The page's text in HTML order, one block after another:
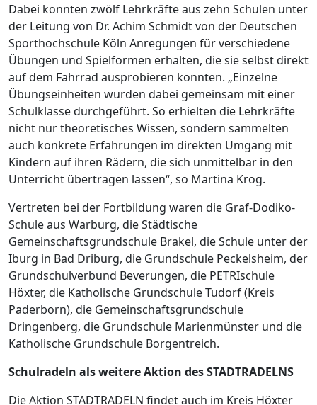
Dabei konnten zwölf Lehrkräfte aus zehn Schulen unter
der Leitung von Dr. Achim Schmidt von der Deutschen
Sporthochschule Köln Anregungen für verschiedene
Übungen und Spielformen erhalten, die sie selbst direkt
auf dem Fahrrad ausprobieren konnten. „Einzelne
Übungseinheiten wurden dabei gemeinsam mit einer
Schulklasse durchgeführt. So erhielten die Lehrkräfte
nicht nur theoretisches Wissen, sondern sammelten
auch konkrete Erfahrungen im direkten Umgang mit
Kindern auf ihren Rädern, die sich unmittelbar in den
Unterricht übertragen lassen“, so Martina Krog.
Vertreten bei der Fortbildung waren die Graf-Dodiko-
Schule aus Warburg, die Städtische
Gemeinschaftsgrundschule Brakel, die Schule unter der
Iburg in Bad Driburg, die Grundschule Peckelsheim, der
Grundschulverbund Beverungen, die PETRIschule
Höxter, die Katholische Grundschule Tudorf (Kreis
Paderborn), die Gemeinschaftsgrundschule
Dringenberg, die Grundschule Marienmünster und die
Katholische Grundschule Borgentreich.
Schulradeln als weitere Aktion des STADTRADELNS
Die Aktion STADTRADELN findet auch im Kreis Höxter